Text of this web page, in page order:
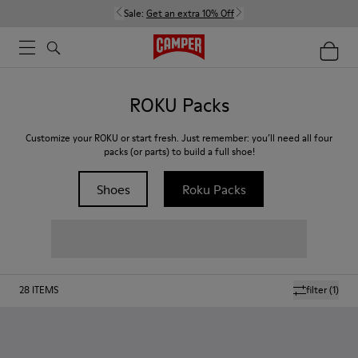
Sale: Get an extra 10% Off
ROKU Packs
Customize your ROKU or start fresh. Just remember: you’ll need all four
packs (or parts) to build a full shoe!
Shoes Roku Packs
filter(1)
28 ITEMS